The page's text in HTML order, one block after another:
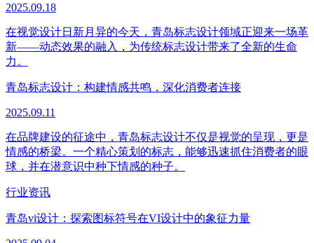
2025.09.18
在视觉设计日新月异的今天，青岛标志设计领域正迎来一场革
新——动态效果的融入，为传统标志设计带来了全新的生命
力。
青岛标志设计：构建情感共鸣，深化消费者连接
2025.09.11
在品牌建设的征途中，青岛标志设计不仅是视觉的呈现，更是
情感的桥梁。一个精心策划的标志，能够迅速抓住消费者的眼
球，并在潜意识中种下情感的种子。
行业资讯
青岛vi设计：探索图标符号在VI设计中的象征力量